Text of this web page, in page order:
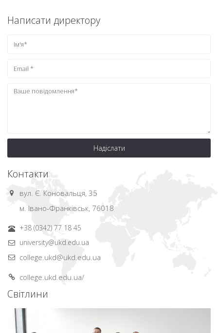
Написати директору
Надіслати
Контакти
вул. Є. Коновальця, 35
м. Івано-Франківськ, 76018
+38 (0342) 77 18 45
university@ukd.edu.ua
college.ukd@ukd.edu.ua
college.ukd.edu.ua/
Світлини